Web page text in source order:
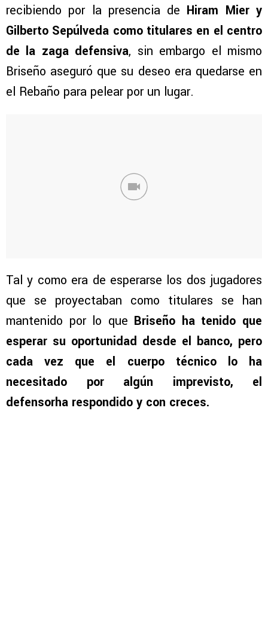
recibiendo por la presencia de Hiram Mier y
Gilberto Sepúlveda como titulares en el centro
de la zaga defensiva, sin embargo el mismo
Briseño aseguró que su deseo era quedarse en
el Rebaño para pelear por un lugar.
Tal y como era de esperarse los dos jugadores
que se proyectaban como titulares se han
mantenido por lo que Briseño ha tenido que
esperar su oportunidad desde el banco, pero
cada vez que el cuerpo técnico lo ha
necesitado por algún imprevisto, el
defensorha respondido y con creces.